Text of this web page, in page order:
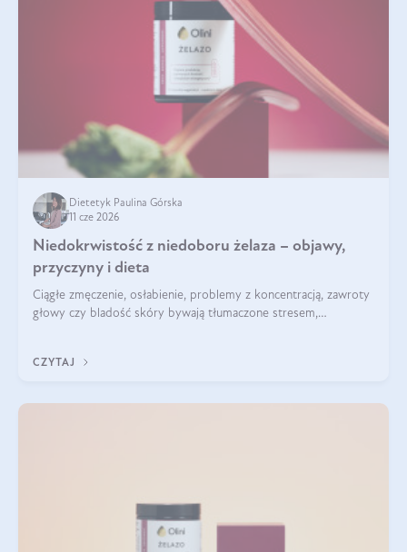
Dietetyk Paulina Górska
11 cze 2026
Niedokrwistość z niedoboru żelaza – objawy,
przyczyny i dieta
Ciągłe zmęczenie, osłabienie, problemy z koncentracją, zawroty
głowy czy bladość skóry bywają tłumaczone stresem,
CZYTAJ